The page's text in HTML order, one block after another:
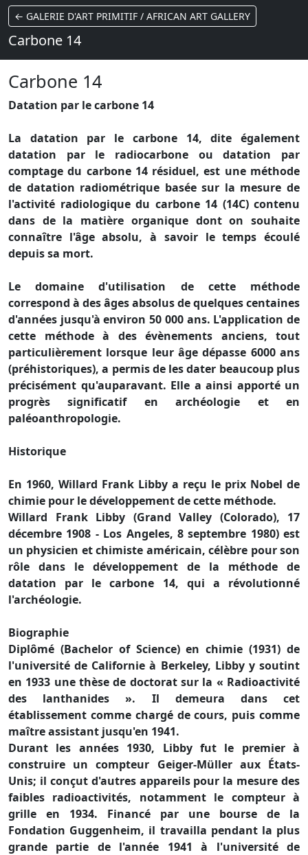
← GALERIE D'ART PRIMITIF / AFRICAN ART GALLERY
Carbone 14
Carbone 14
Datation par le carbone 14
La datation par le carbone 14, dite également
datation par le radiocarbone ou datation par
comptage du carbone 14 résiduel, est une méthode
de datation radiométrique basée sur la mesure de
l'activité radiologique du carbone 14 (14C) contenu
dans de la matière organique dont on souhaite
connaître l'âge absolu, à savoir le temps écoulé
depuis sa mort.
Le domaine d'utilisation de cette méthode
correspond à des âges absolus de quelques centaines
d'années jusqu'à environ 50 000 ans. L'application de
cette méthode à des évènements anciens, tout
particulièrement lorsque leur âge dépasse 6000 ans
(préhistoriques), a permis de les dater beaucoup plus
précisément qu'auparavant. Elle a ainsi apporté un
progrès significatif en archéologie et en
paléoanthropologie.
Historique
En 1960, Willard Frank Libby a reçu le prix Nobel de
chimie pour le développement de cette méthode.
Willard Frank Libby (Grand Valley (Colorado), 17
décembre 1908 - Los Angeles, 8 septembre 1980) est
un physicien et chimiste américain, célèbre pour son
rôle dans le développement de la méthode de
datation par le carbone 14, qui a révolutionné
l'archéologie.
Biographie
Diplômé (Bachelor of Science) en chimie (1931) de
l'université de Californie à Berkeley, Libby y soutint
en 1933 une thèse de doctorat sur la « Radioactivité
des lanthanides ». Il demeura dans cet
établissement comme chargé de cours, puis comme
maître assistant jusqu'en 1941.
Durant les années 1930, Libby fut le premier à
construire un compteur Geiger-Müller aux États-
Unis; il conçut d'autres appareils pour la mesure des
faibles radioactivités, notamment le compteur à
grille en 1934. Financé par une bourse de la
Fondation Guggenheim, il travailla pendant la plus
grande partie de l'année 1941 à l'université de